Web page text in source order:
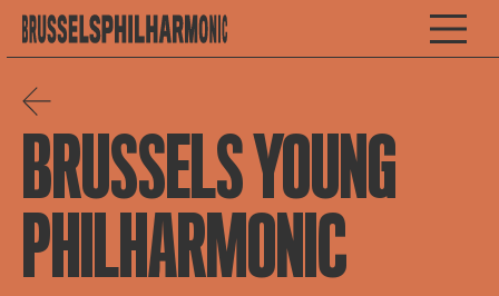
BRUSSELS YOUNG
PHILHARMONIC